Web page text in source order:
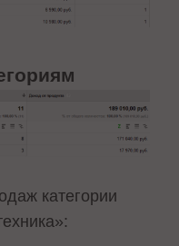
категории